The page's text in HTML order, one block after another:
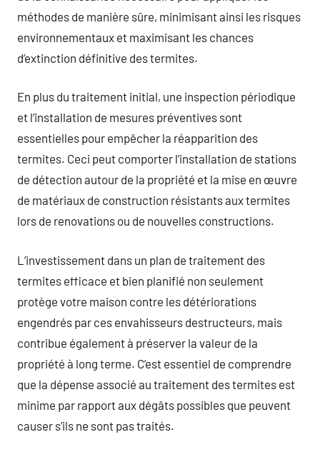
méthodes de manière sûre, minimisant ainsi les risques
environnementaux et maximisant les chances
d’extinction définitive des termites.
En plus du traitement initial, une inspection périodique
et l’installation de mesures préventives sont
essentielles pour empêcher la réapparition des
termites. Ceci peut comporter l’installation de stations
de détection autour de la propriété et la mise en œuvre
de matériaux de construction résistants aux termites
lors de renovations ou de nouvelles constructions.
L’investissement dans un plan de traitement des
termites efficace et bien planifié non seulement
protège votre maison contre les détériorations
engendrés par ces envahisseurs destructeurs, mais
contribue également à préserver la valeur de la
propriété à long terme. C’est essentiel de comprendre
que la dépense associé au traitement des termites est
minime par rapport aux dégâts possibles que peuvent
causer s’ils ne sont pas traités.